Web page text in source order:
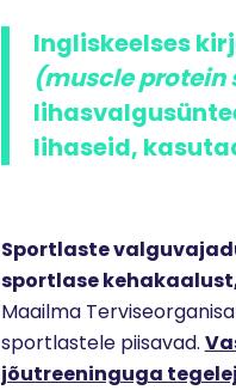
Ingliskeelses
(muscle protein
lihaseid,
Sportlaste
sportlase
Maailma
sportlastele piisavad.
jõutreeninguga